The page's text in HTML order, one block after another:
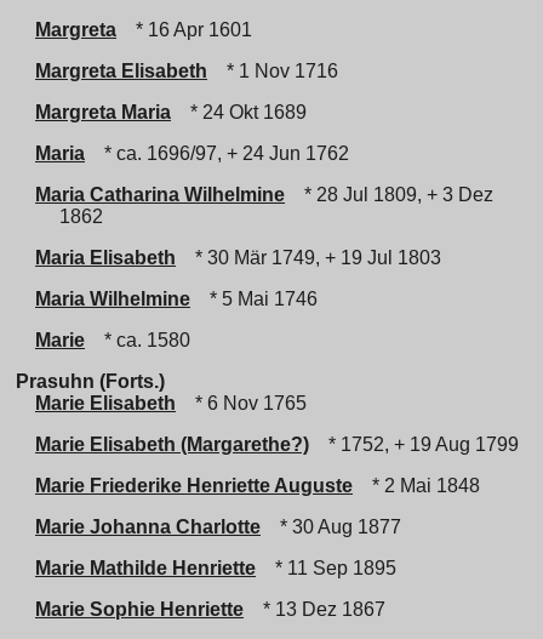
Margreta
* 16 Apr 1601
Margreta Elisabeth
* 1 Nov 1716
Margreta Maria
* 24 Okt 1689
Maria
* ca. 1696/97, + 24 Jun 1762
Maria Catharina Wilhelmine
* 28 Jul 1809, + 3 Dez
1862
Maria Elisabeth
* 30 Mär 1749, + 19 Jul 1803
Maria Wilhelmine
* 5 Mai 1746
Marie
* ca. 1580
Prasuhn (Forts.)
Marie Elisabeth
* 6 Nov 1765
Marie Elisabeth (Margarethe?)
* 1752, + 19 Aug 1799
Marie Friederike Henriette Auguste
* 2 Mai 1848
Marie Johanna Charlotte
* 30 Aug 1877
Marie Mathilde Henriette
* 11 Sep 1895
Marie Sophie Henriette
* 13 Dez 1867